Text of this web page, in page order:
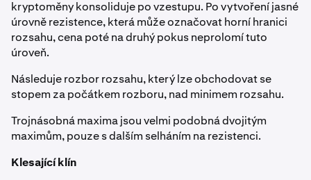
kryptoměny konsoliduje po vzestupu. Po vytvoření jasné
úrovně rezistence, která může označovat horní hranici
rozsahu, cena poté na druhý pokus neprolomí tuto
úroveň.
Následuje rozbor rozsahu, který lze obchodovat se
stopem za počátkem rozboru, nad minimem rozsahu.
Trojnásobná maxima jsou velmi podobná dvojitým
maximům, pouze s dalším selháním na rezistenci.
Klesající klín